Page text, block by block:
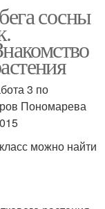
сосны
3 по
Пономарева
можно найти